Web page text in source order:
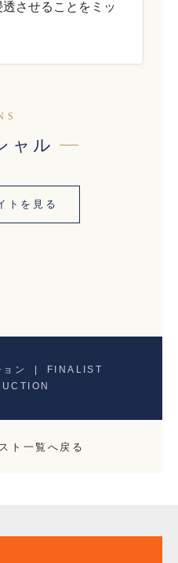
させることをミッ
ャル
トを見る
ョン | FINALIST
ト一覧へ戻る